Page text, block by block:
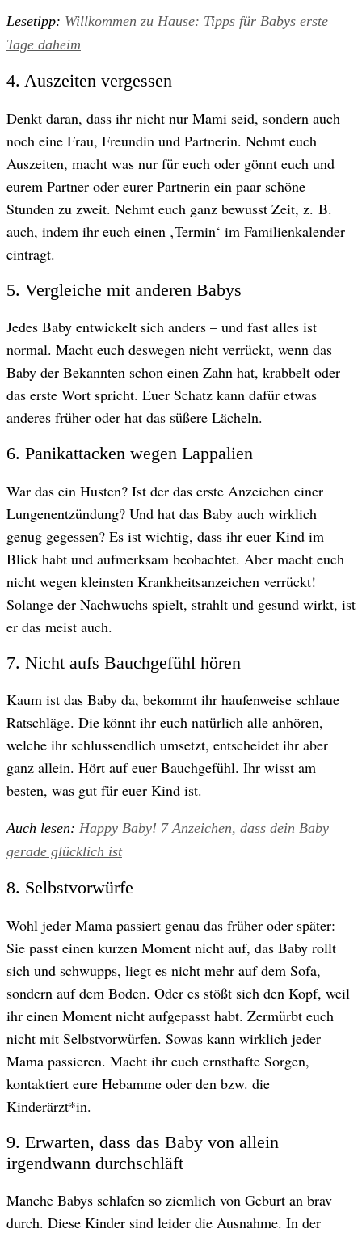
Lesetipp: Willkommen zu Hause: Tipps für Babys erste
Tage daheim
4. Auszeiten vergessen
Denkt daran, dass ihr nicht nur Mami seid, sondern auch
noch eine Frau, Freundin und Partnerin. Nehmt euch
Auszeiten, macht was nur für euch oder gönnt euch und
eurem Partner oder eurer Partnerin ein paar schöne
Stunden zu zweit. Nehmt euch ganz bewusst Zeit, z. B.
auch, indem ihr euch einen ‚Termin‘ im Familienkalender
eintragt.
5. Vergleiche mit anderen Babys
Jedes Baby entwickelt sich anders – und fast alles ist
normal. Macht euch deswegen nicht verrückt, wenn das
Baby der Bekannten schon einen Zahn hat, krabbelt oder
das erste Wort spricht. Euer Schatz kann dafür etwas
anderes früher oder hat das süßere Lächeln.
6. Panikattacken wegen Lappalien
War das ein Husten? Ist der das erste Anzeichen einer
Lungenentzündung? Und hat das Baby auch wirklich
genug gegessen? Es ist wichtig, dass ihr euer Kind im
Blick habt und aufmerksam beobachtet. Aber macht euch
nicht wegen kleinsten Krankheitsanzeichen verrückt!
Solange der Nachwuchs spielt, strahlt und gesund wirkt, ist
er das meist auch.
7. Nicht aufs Bauchgefühl hören
Kaum ist das Baby da, bekommt ihr haufenweise schlaue
Ratschläge. Die könnt ihr euch natürlich alle anhören,
welche ihr schlussendlich umsetzt, entscheidet ihr aber
ganz allein. Hört auf euer Bauchgefühl. Ihr wisst am
besten, was gut für euer Kind ist.
Auch lesen: Happy Baby! 7 Anzeichen, dass dein Baby
gerade glücklich ist
8. Selbstvorwürfe
Wohl jeder Mama passiert genau das früher oder später:
Sie passt einen kurzen Moment nicht auf, das Baby rollt
sich und schwupps, liegt es nicht mehr auf dem Sofa,
sondern auf dem Boden. Oder es stößt sich den Kopf, weil
ihr einen Moment nicht aufgepasst habt. Zermürbt euch
nicht mit Selbstvorwürfen. Sowas kann wirklich jeder
Mama passieren. Macht ihr euch ernsthafte Sorgen,
kontaktiert eure Hebamme oder den bzw. die
Kinderärzt*in.
9. Erwarten, dass das Baby von allein
irgendwann durchschläft
Manche Babys schlafen so ziemlich von Geburt an brav
durch. Diese Kinder sind leider die Ausnahme. In der